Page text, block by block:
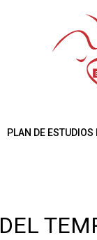
PLAN DE ESTUDIOS
DEL